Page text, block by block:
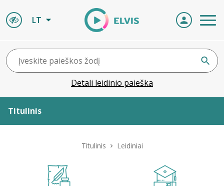
LT
Detali leidinio paieška
Titulinis
Titulinis Leidiniai